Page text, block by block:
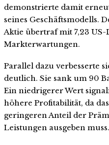
demonstrierte damit
seines Geschäftsmodells.
Aktie übertraf mit 7,23
Markterwartungen.
Parallel dazu verbesserte
deutlich. Sie sank um 90
Ein niedrigerer Wert
höhere Profitabilität, da
geringeren Anteil der
Leistungen ausgeben muss.